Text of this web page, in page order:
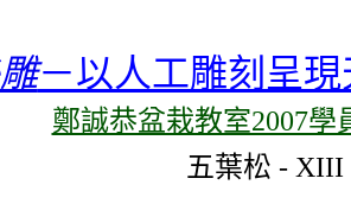
－以人工雕刻呈
鄭誠恭盆栽教室2007學
五葉松 - XIII